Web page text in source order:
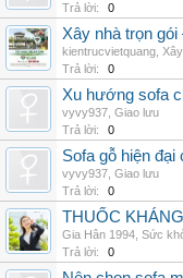
Trả lời:
0
Xây nhà trọn
kientrucvietquang
Trả lời:
0
Xu hướng sofa
vyvy937 Giao lưu
Trả lời:
0
Sofa gỗ hiện đại
vyvy937 Giao lưu
Trả lời:
0
THUỐC
Gia Hân 1994 Sức
Trả lời:
0